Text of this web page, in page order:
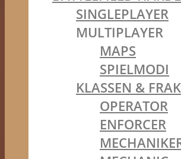
SINGLEPLAYER
MULTIPLAYER
MAPS
SPIELMODI
KLASSEN &
OPERATOR
ENFORCER